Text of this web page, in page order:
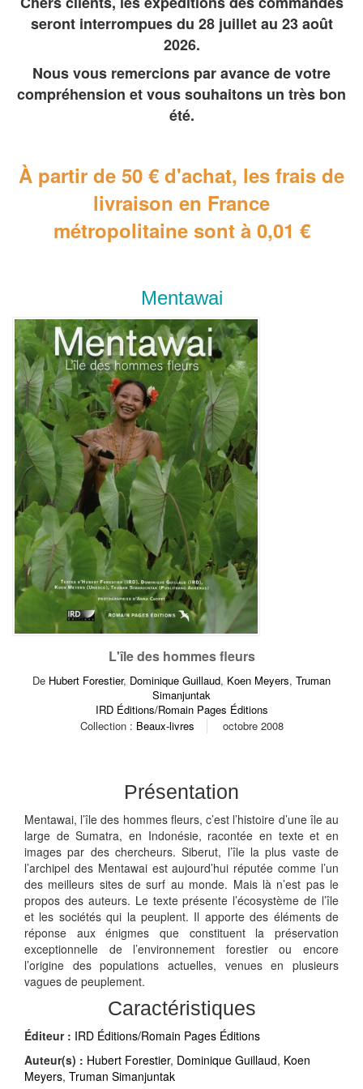
seront interrompues du 28 juillet au 23 août
2026.
Nous vous remercions par avance de votre
compréhension et vous souhaitons un très bon
été.
À partir de 50 € d'achat, les frais de
livraison en France
métropolitainesont à 0,01 €
Mentawai
L'île des hommes fleurs
De Hubert Forestier, Dominique Guillaud, Koen Meyers, Truman
Simanjuntak
IRD Éditions/Romain Pages Éditions
Collection : Beaux-livres octobre 2008
Présentation
Mentawai, l’île des hommes fleurs, c’est l’histoire d’une île au
large de Sumatra, en Indonésie, racontée en texte et en
images par des chercheurs. Siberut, l’île la plus vaste de
l’archipel des Mentawai est aujourd’hui réputée comme l’un
des meilleurs sites de surf au monde. Mais là n’est pas le
propos des auteurs. Le texte présente l’écosystème de l’île
et les sociétés qui la peuplent. Il apporte des éléments de
réponse aux énigmes que constituent la préservation
exceptionnelle de l’environnement forestier ou encore
l’origine des populations actuelles, venues en plusieurs
vagues de peuplement.
Caractéristiques
Éditeur : IRD Éditions/Romain Pages Éditions
Auteur(s) : Hubert Forestier, Dominique Guillaud, Koen
Meyers, Truman Simanjuntak